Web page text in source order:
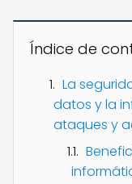
Índice de
La
datos y la
ataques y